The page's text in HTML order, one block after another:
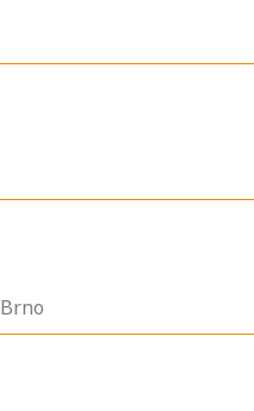
Brno